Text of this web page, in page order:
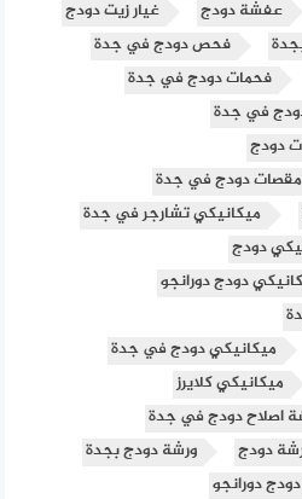
عفشة دودج
غيار زيت دودج
فحص دودج في جدة
فحمات دودج في جدة
في جدة
دودج
مقصات دودج في جدة
ميكانيكي تشارجر في جدة
دودج
دودج دورانجو
ميكانيكي دودج في جدة
ميكانيكي كلايرز
اصلاح دودج في جدة
دودج
ورشة دودج بجدة
دورانجو